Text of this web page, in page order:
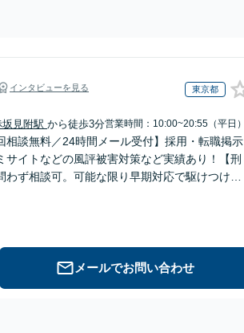
インタビューを見る 東京都
坂見附駅 から徒歩3分営業時間：10:00~20:55（平日）
相談無料／24時間メール受付】採用・転職掲示
サイトなどの風評被害対策など実績あり！【刑
わず相談可。可能な限り早期対応で駆けつけサ
メールでお問い合わせ